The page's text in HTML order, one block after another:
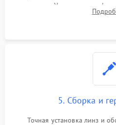
поправок. Устранение
поврежденных линз, разбитой
5. Сборка и
Точная установка линз и